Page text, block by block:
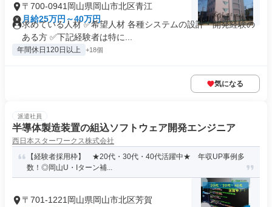
〒700-0941岡山県岡山市北区青江
月給25万円～40万円
求めている人材 ✅希望人材 各種システムの設計・開発経験の
ある方 ✅下記経験者は特に...
年間休日120日以上 +18個
気になる
派遣社員
半導体製造装置の組込ソフトウェア開発エンジニア
西日本スターワークス株式会社
【経験者採用枠】 ★20代・30代・40代活躍中★ 年収UP事例多
数！◎岡山U・Iターン補...
〒701-1221岡山県岡山市北区芳賀